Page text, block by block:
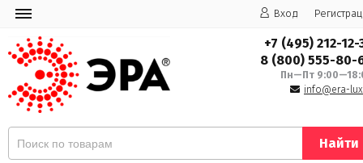
Вход
+7 (495) 212-12-
8 (800) 555-80-
Пн—Пт
info@era-
Найти